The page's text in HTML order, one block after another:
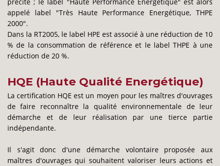
précité ; le label "Haute Performance Energétique" est alors
appelé label "Très Haute Performance Energétique, THPE
2000".
Dans la RT2005, le label HPE est associé à une réduction de 10
% de la consommation de référence et le label THPE à une
réduction de 20 %.
HQE (Haute Qualité Energétique)
La certification HQE est un moyen pour les maîtres d'ouvrages
de faire reconnaître la qualité environnementale de leur
démarche et de leur réalisation par une tierce partie
indépendante.
Il s'agit donc d'une démarche volontaire proposée aux
maîtres d'ouvrages qui souhaitent valoriser leurs actions et